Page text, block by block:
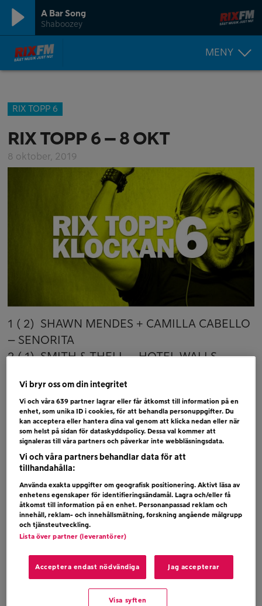
A Bar Song
Shaboozey
MENY
RIX TOPP 6
RIX TOPP 6 – 8 OKT
8 oktober, 2019
1 ( 2) SHAWN MENDES + CAMILLA CABELLO
– SENORITA
2 ( 1) SMITH & THELL – HOTEL WALLS
4 ( 5) TONES AND I – DANCE MONKEY
5 ( 4) MÅNS ZELMERLÖW – BETTER NOW
6 ( 6) MOLLY SANDÉN – DET BÄSTA KANSKE
INTE HÄNT ÄN
Bubblare
NEA – SOME SAY
ED SHEERAN + KHALID – BEAUTIFUL
PEOPLE
JAMES BLUNT – COLD
Dela på twitter
Vi bryr oss om din integritet
Vi och våra639 partner lagrar eller får åtkomst till information på en
enhet, som unika ID i cookies, för att behandla personuppgifter. Du
kan acceptera eller hantera dina val genom att klicka nedan eller när
som helst på sidan för dataskyddspolicy. Dessa val kommer att
signaleras till våra partners och påverkar inte webbläsningsdata.
Vi och våra partners behandlar data för att
tillhandahålla:
Använda exakta uppgifter om geografisk positionering. Aktivt läsa av
enhetens egenskaper för identifieringsändamål. Lagra och/eller få
åtkomst till information på en enhet. Personanpassad reklam och
innehåll, reklam- och innehållsmätning, forskning angående målgrupp
och tjänsteutveckling.
Lista över partner (leverantörer)
Acceptera endast nödvändiga Jag accepterar
Visa syften